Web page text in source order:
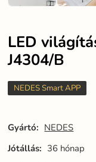
LED
J4304/B
NEDES Smart APP
Gyártó: NEDES
Jótállás: 36 hónap